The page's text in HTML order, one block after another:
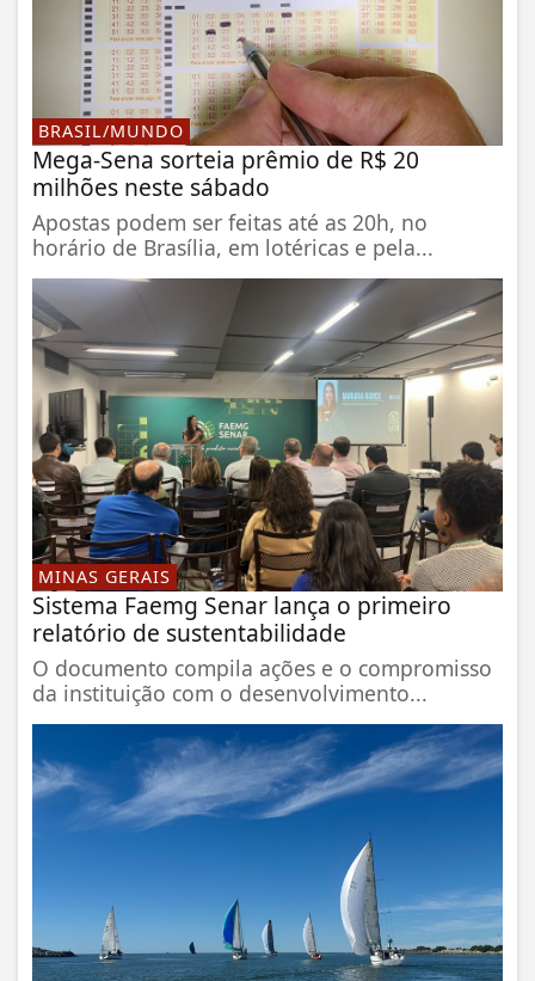
BRASIL/MUNDO
Mega-Sena sorteia prêmio de R$ 20
milhões neste sábado
Apostas podem ser feitas até as 20h, no
horário de Brasília, em lotéricas e pela...
MINAS GERAIS
Sistema Faemg Senar lança o primeiro
relatório de sustentabilidade
O documento compila ações e o compromisso
da instituição com o desenvolvimento...